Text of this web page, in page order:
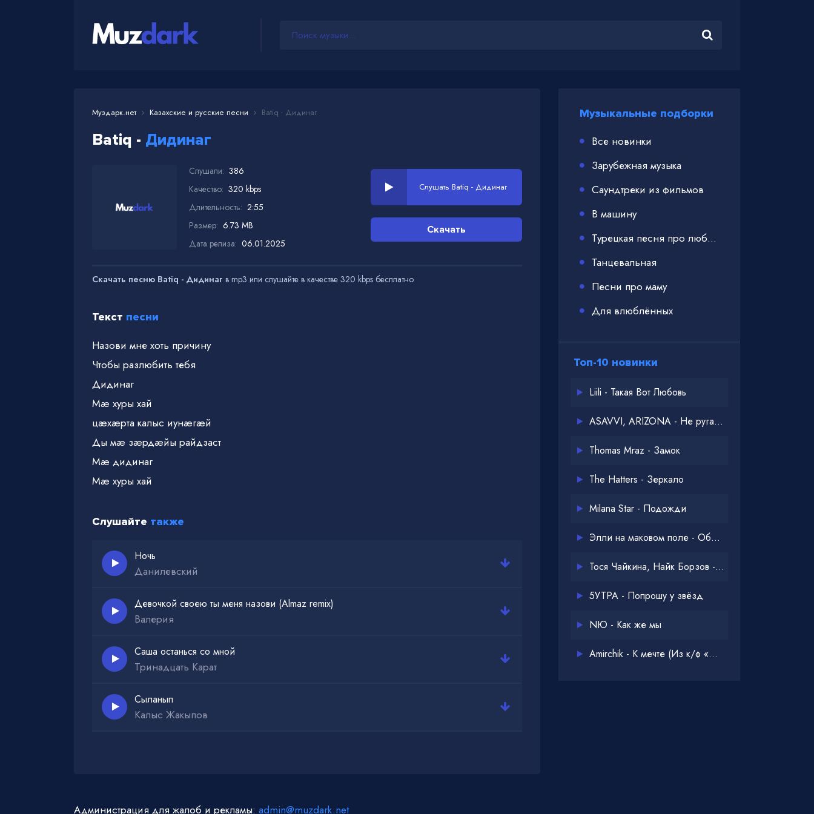
Муздарк.нет Казахские и русские песни Batiq - Дидинаг
Batiq - Дидинаг
Слушали: 386
Качество: 320 kbps
Длительность: 2:55
Размер: 6.73 MB
Дата релиза: 06.01.2025
Слушать Batiq - Дидинаг
Скачать
Скачать песню Batiq - Дидинаг в mp3 или слушайте в качестве 320 kbps бесплатно
Текст песни
Назови мне хоть причину
Чтобы разлюбить тебя
Дидинаг
Мæ хуры хай
цæхæрта калыс иунæгæй
Ды мæ зæрдæйы райдзаст
Мæ дидинаг
Мæ хуры хай
Слушайте также
Ночь
Данилевский
Девочкой своею ты меня назови (Almaz remix)
Валерия
Саша останься со мной
Тринадцать Карат
Сыланып
Калыс Жакыпов
Музыкальные подборки
Все новинки
Зарубежная музыка
Саундтреки из фильмов
В машину
Турецкая песня про любовь
Танцевальная
Песни про маму
Для влюблённых
Топ-10 новинки
Liili - Такая Вот Любовь
ASAVVI, ARIZONA - Не ругайся
Thomas Mraz - Замок
The Hatters - Зеркало
Milana Star - Подожди
Элли на маковом поле - Обнимай
Тося Чайкина, Найк Борзов - Опять
5УТРА - Попрошу у звёзд
NЮ - Как же мы
Amirchik - К мечте (Из к/ф «Одна дома 3»)
Администрация для жалоб и рекламы: admin@muzdark.net